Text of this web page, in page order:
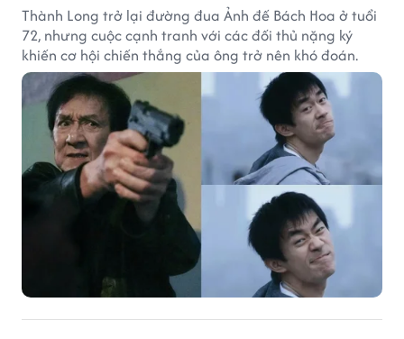
Thành Long trở lại đường đua Ảnh đế Bách Hoa ở tuổi
72, nhưng cuộc cạnh tranh với các đối thủ nặng ký
khiến cơ hội chiến thắng của ông trở nên khó đoán.